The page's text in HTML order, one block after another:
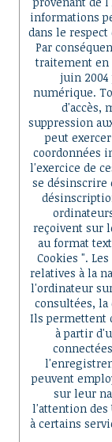
informations
dans le
Par
traitement en
juin
numérique.
d'accès,
suppression
peut
coordonnées
l'exercice de
se désinscrire
reçoivent sur
au format
Cookies ".
relatives à la
l'ordinateur
consultées,
Ils permettent
à partir
peuvent
sur leur
l'attention des
à certains